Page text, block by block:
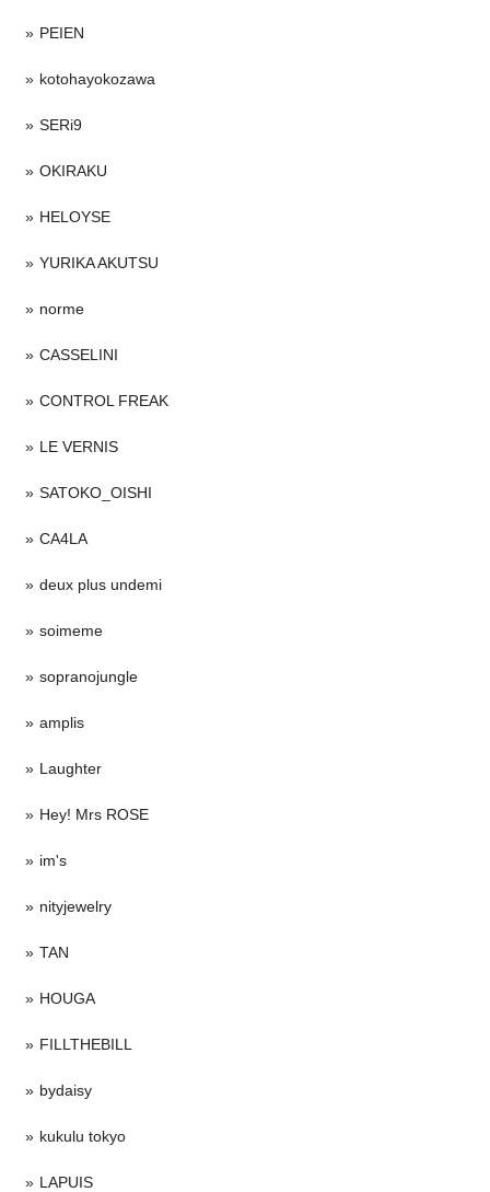
PEIEN
kotohayokozawa
SERi9
OKIRAKU
HELOYSE
YURIKA AKUTSU
norme
CASSELINI
CONTROL FREAK
LE VERNIS
SATOKO_OISHI
CA4LA
deux plus undemi
soimeme
sopranojungle
amplis
Laughter
Hey! Mrs ROSE
im's
nityjewelry
TAN
HOUGA
FILLTHEBILL
bydaisy
kukulu tokyo
LAPUIS